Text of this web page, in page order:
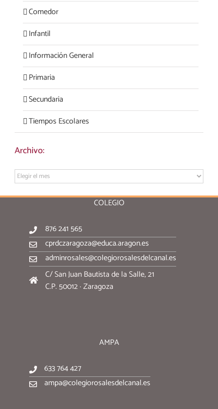
Comedor
Infantil
Información General
Primaria
Secundaria
Tiempos Escolares
Archivo:
Archivo:
COLEGIO
876 241 565
cprdczaragoza@educa.aragon.es
adminrosales@colegiorosalesdelcanal.es
C/ San Juan Bautista de la Salle, 21
C.P. 50012 · Zaragoza
AMPA
633 764 427
ampa@colegiorosalesdelcanal.es